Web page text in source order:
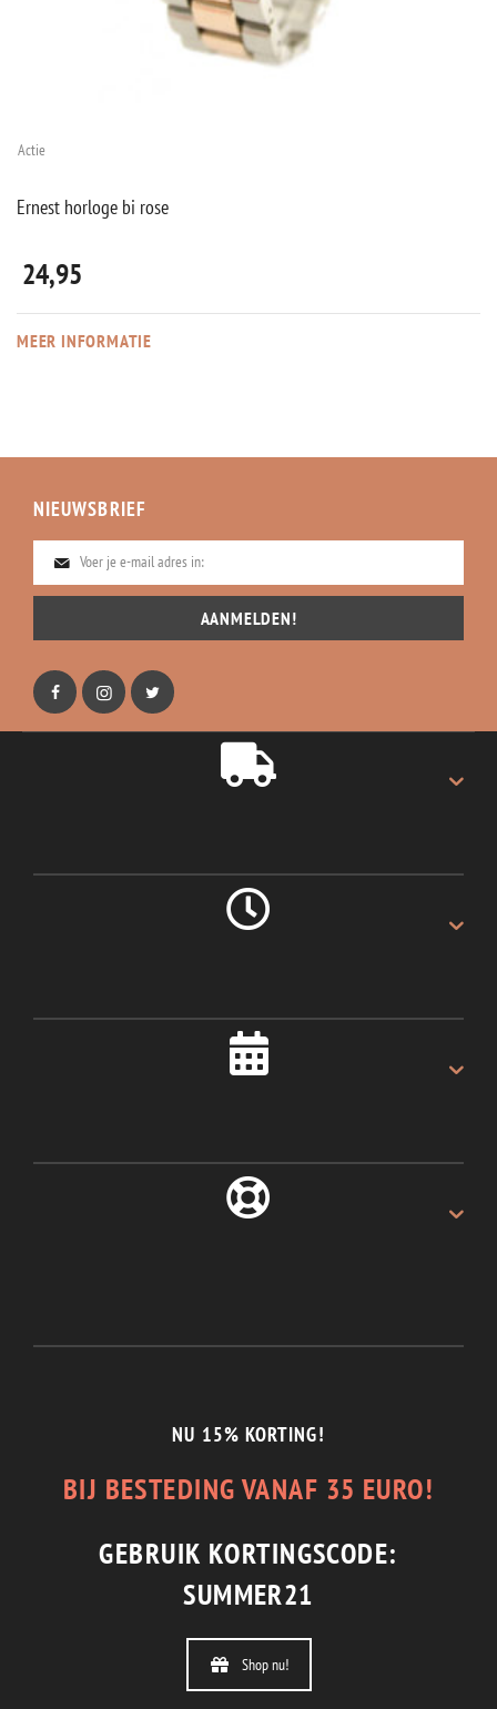
Actie
Ernest horloge bi rose
24,95
MEER INFORMATIE
NIEUWSBRIEF
AANMELDEN!
Gratis verzending op alles.
Als u voor 16:00u besteld.
Recht van retour.
En de beste service.
NU 15% KORTING!
BIJ BESTEDING VANAF 35 EURO!
GEBRUIK KORTINGSCODE:
SUMMER21
Shop nu!